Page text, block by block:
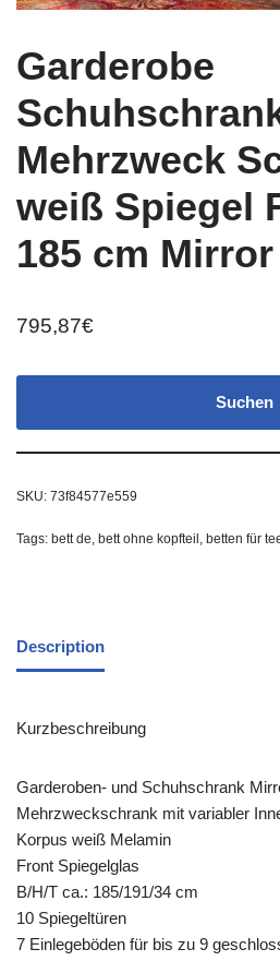
Garderobe
Mehrzweck
weiß Spiegel
185 cm Mirror
795,87€
Suchen
SKU: 73f84577e559
Tags: bett de, bett ohne kopfteil, betten für
Description
Kurzbeschreibung
Garderoben- und Schuhschrank
Mehrzweckschrank mit variabler
Korpus weiß Melamin
Front Spiegelglas
B/H/T ca.: 185/191/34 cm
10 Spiegeltüren
7 Einlegeböden für bis zu 9